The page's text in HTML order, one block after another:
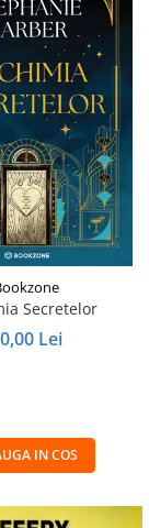
Secretelor
Lei
IN COS